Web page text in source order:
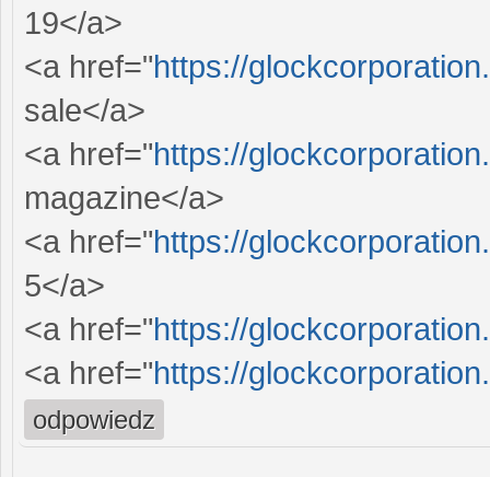
19</a>
<a href="https://
sale</a>
<a href="https://
magazine</a>
<a href="https://
5</a>
<a href="https://
<a href="https://
odpowiedz